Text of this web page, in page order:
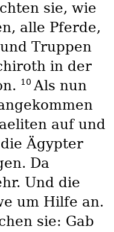
sie, wie
alle Pferde,
Truppen
in der
10 Als nun
auf und
Ägypter
Da
Und die
um Hilfe an.
sie: Gab